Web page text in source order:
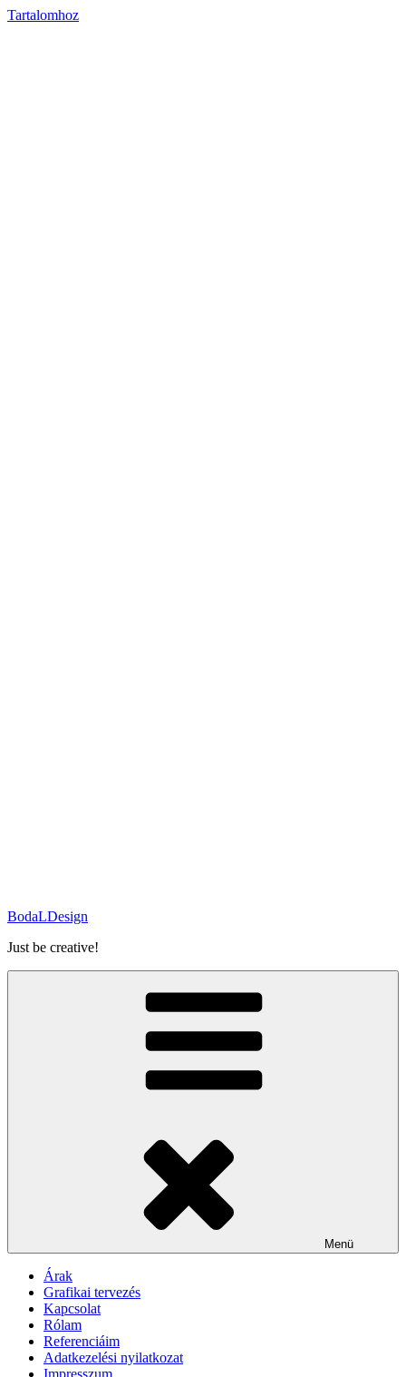
Tartalomhoz
BodaLDesign
Just be creative!
Menü
Árak
Grafikai tervezés
Kapcsolat
Rólam
Referenciáim
Adatkezelési nyilatkozat
Impresszum